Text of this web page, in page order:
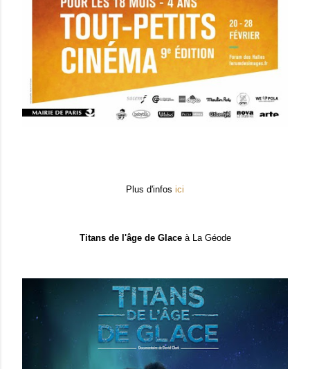
Plus d'infos ici
Titans de l'âge de Glaceà La Géode